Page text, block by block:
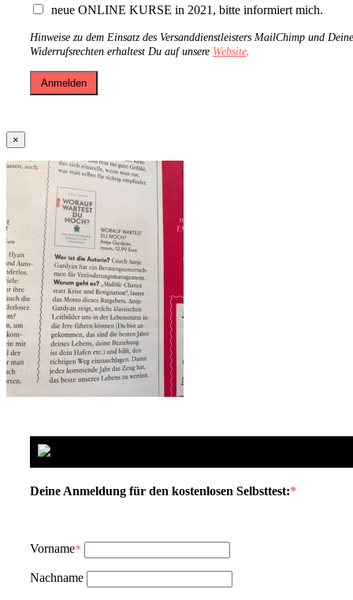
neue ONLINE KURSE in 2021, bitte informiert mich.
Hinweise zu dem Einsatz des Versanddienstleisters MailChimp und
Widerrufsrechten erhaltest Du auf unsere Website
×
Deine Anmeldung für den kostenlosen Selbsttest:*
Vorname*
Nachname